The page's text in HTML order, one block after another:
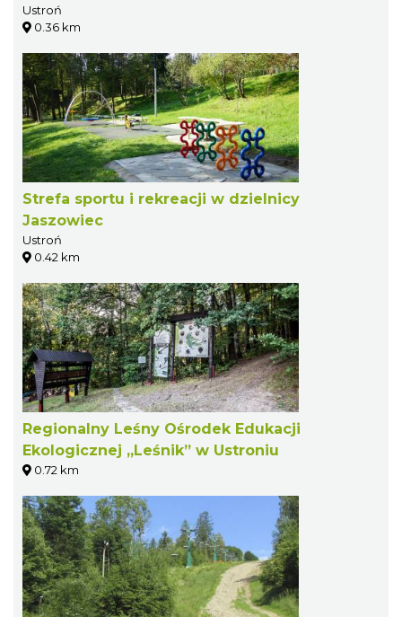
Ustroń
0.36 km
Strefa sportu i rekreacji w dzielnicy
Jaszowiec
Ustroń
0.42 km
Regionalny Leśny Ośrodek Edukacji
Ekologicznej „Leśnik” w Ustroniu
0.72 km